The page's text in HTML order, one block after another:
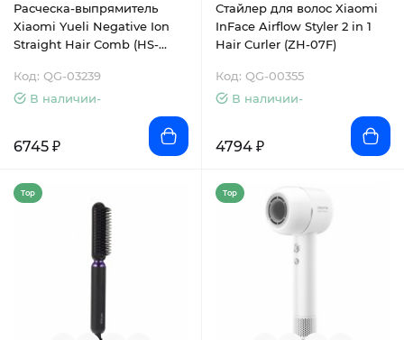
Расческа-выпрямитель
Xiaomi Yueli Negative Ion
Straight Hair Comb (HS-
Код: QG-03239
В наличии-
6745 ₽
Стайлер для волос Xiaomi
InFace Airflow Styler 2 in 1
Hair Curler (ZH-07F)
Код: QG-00355
В наличии-
4794 ₽
Top Top